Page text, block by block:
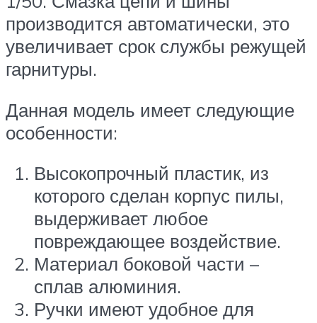
производится автоматически, это
увеличивает срок службы режущей
гарнитуры.
Данная модель имеет следующие
особенности:
Высокопрочный пластик, из
которого сделан корпус пилы,
выдерживает любое
повреждающее воздействие.
Материал боковой части –
сплав алюминия.
Ручки имеют удобное для